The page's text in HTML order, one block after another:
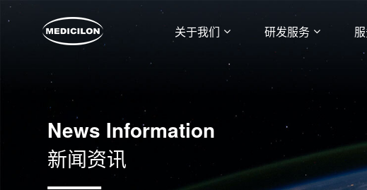
关于我们 研发服务
News Information
新闻资讯